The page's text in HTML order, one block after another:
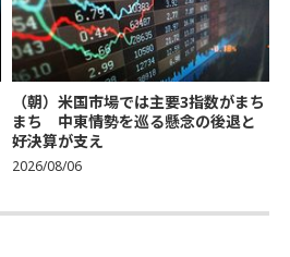
（朝）米国市場では主要3指数がまち
まち 中東情勢を巡る懸念の後退と
好決算が支え
2026/08/06